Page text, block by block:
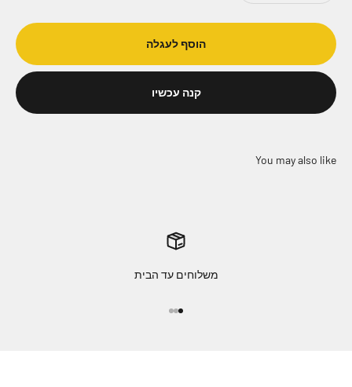
הוסף לעגלה
קנה עכשיו
משלוחים עד הבית